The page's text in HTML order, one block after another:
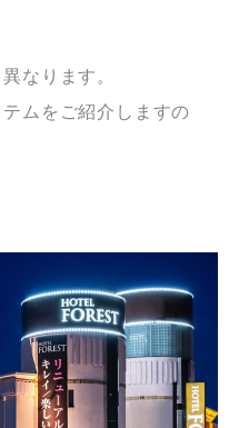
なります。
ムをご紹介しますの